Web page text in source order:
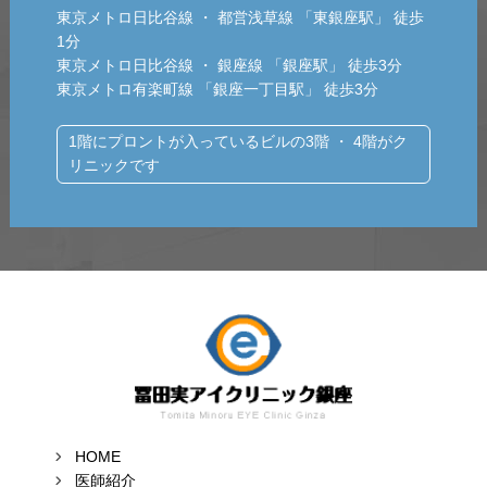
東京メトロ日比谷線 ・ 都営浅草線 「東銀座駅」 徒歩
1分
東京メトロ日比谷線 ・ 銀座線 「銀座駅」 徒歩3分
東京メトロ有楽町線 「銀座一丁目駅」 徒歩3分
1階にプロントが入っているビルの3階 ・ 4階がク
リニックです
HOME
医師紹介